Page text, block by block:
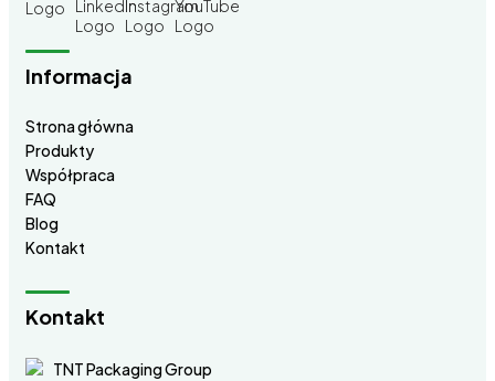
Informacja
Strona główna
Produkty
Współpraca
FAQ
Blog
Kontakt
Kontakt
TNT Packaging Group